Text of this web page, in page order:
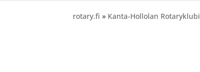
rotary.fi » Kanta-Hollolan Rotaryklubi